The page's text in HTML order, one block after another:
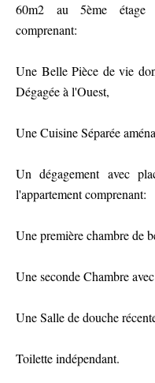
60m2 au 5ème étage
comprenant:
Une Belle Pièce de vie
Dégagée à l'Ouest,
Une Cuisine Séparée
Un dégagement avec
l'appartement comprenant:
Une première chambre de
Une seconde Chambre
Une Salle de douche
Toilette indépendant.